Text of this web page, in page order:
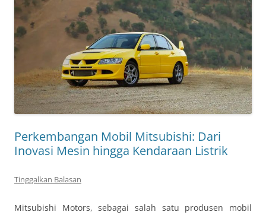
Perkembangan Mobil Mitsubishi: Dari
Inovasi Mesin hingga Kendaraan Listrik
Tinggalkan Balasan
Mitsubishi Motors, sebagai salah satu produsen mobil